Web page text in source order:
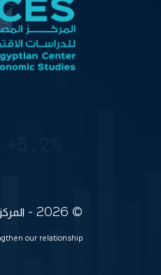
© 2026 - المركز المصري للدراسات الاقتصادية (ECES) جميع الحقوق محفوظة
our relationship.